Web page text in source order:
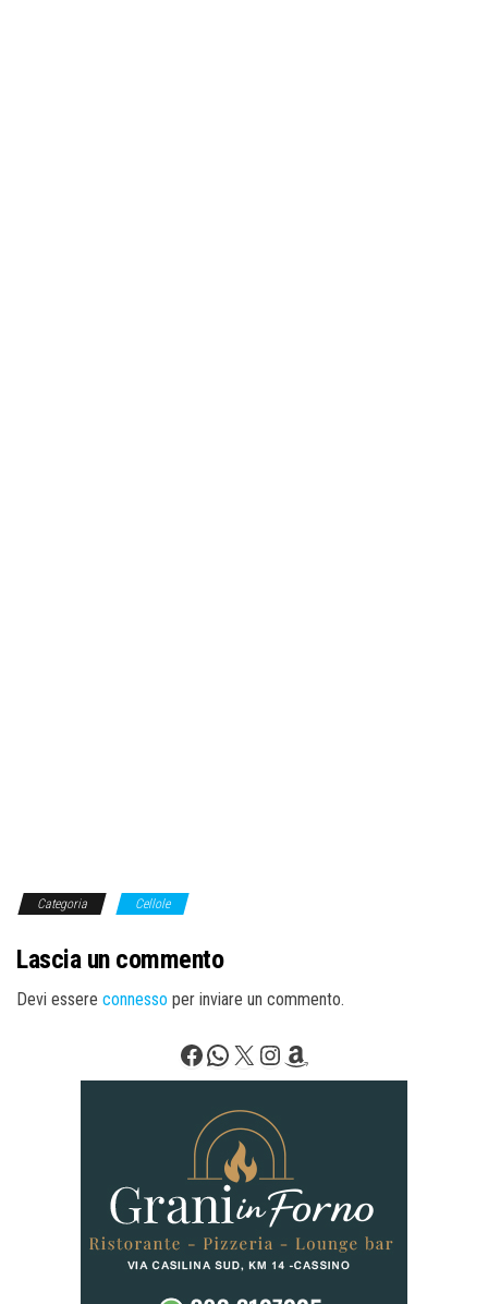
Categoria Cellole
Lascia un commento
Devi essere connesso per inviare un commento.
Facebook
WhatsApp
X Instagram
Amazon